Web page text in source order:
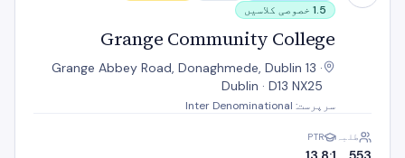
1.5 خصوصی کلاسیں
Grange Community College
Grange Abbey Road, Donaghmede, Dublin 13 ·
Dublin · D13 NX25
سرپرست: Inter Denominational
طلبہ PTR